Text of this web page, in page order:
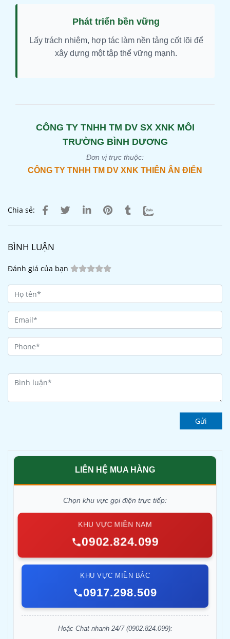
Phát triển bền vững
Lấy trách nhiệm, hợp tác làm nền tảng cốt lõi để
xây dựng một tập thể vững mạnh.
CÔNG TY TNHH TM DV SX XNK MÔI
TRƯỜNG BÌNH DƯƠNG
Đơn vị trực thuộc:
CÔNG TY TNHH TM DV XNK THIÊN ÂN ĐIỂN
Chia sẻ:
BÌNH LUẬN
Đánh giá của bạn
Gửi
LIÊN HỆ MUA HÀNG
Chọn khu vực gọi điện trực tiếp:
KHU VỰC MIỀN NAM
0902.824.099
KHU VỰC MIỀN BẮC
0917.298.509
Hoặc Chat nhanh 24/7 (0902.824.099):